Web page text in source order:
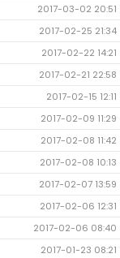
2017-03-02 20:51
2017-02-25 21:34
2017-02-22 14:21
2017-02-21 22:58
2017-02-15 12:11
2017-02-09 11:29
2017-02-08 11:42
2017-02-08 10:13
2017-02-07 13:59
2017-02-06 12:31
2017-02-06 08:40
2017-01-23 08:21